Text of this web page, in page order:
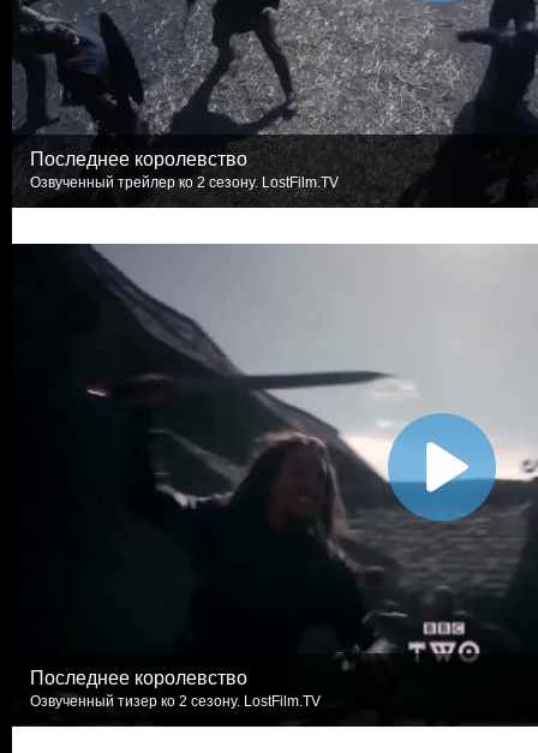
Последнее королевство
Озвученный трейлер ко 2 сезону. LostFilm.TV
Последнее королевство
Озвученный тизер ко 2 сезону. LostFilm.TV